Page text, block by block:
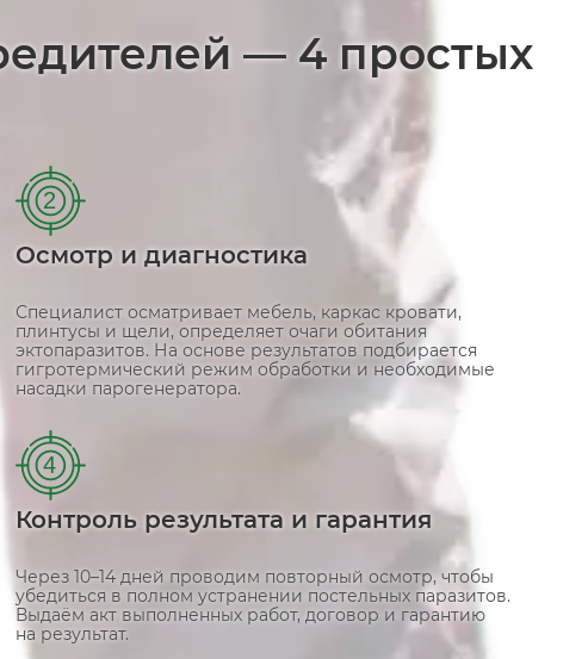
— 4 простых
2
Осмотр и диагностика
Специалист осматривает мебель, каркас кровати,
плинтусы и щели, определяет очаги обитания
эктопаразитов. На основе результатов подбирается
гигротермический режим обработки и необходимые
насадки парогенератора.
4
Контроль результата и гарантия
Через 10–14 дней проводим повторный осмотр, чтобы
убедиться в полном устранении постельных паразитов.
Выдаём акт выполненных работ, договор и гарантию
на результат.